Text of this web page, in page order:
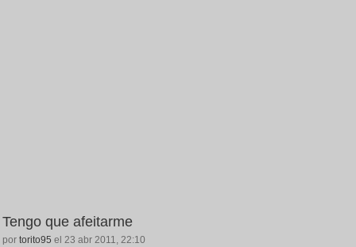
Tengo que afeitarme
por torito95 el 23 abr 2011, 22:10